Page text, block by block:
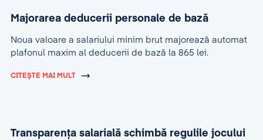
Majorarea deducerii personale de bază
Noua valoare a salariului minim brut majorează automat
plafonul maxim al deducerii de bază la 865 lei.
CITEȘTE MAI MULT
Transparența salarială schimbă regulile jocului